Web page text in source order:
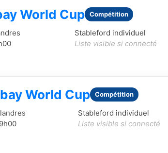
World Cup Compétition
Stableford individuel
Liste visible si connecté
World Cup Compétition
Stableford individuel
Liste visible si connecté